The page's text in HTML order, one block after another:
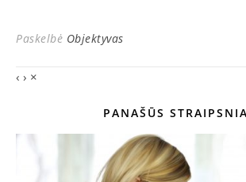
Paskelbė Objektyvas
‹ › ×
PANAŠŪS